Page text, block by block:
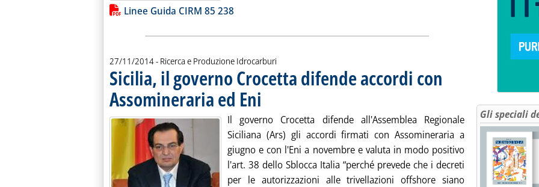
Lista allegati PDF alla notizia
Linee Guida CIRM 85 238
27/11/2014- Ricerca e Produzione Idrocarburi
Sicilia, il governo Crocetta difende accordi con
Assomineraria ed Eni
Il governo Crocetta difende all'Assemblea Regionale
Siciliana (Ars) gli accordi firmati con Assomineraria a
giugno e con l'Eni a novembre e valuta in modo positivo
l'art. 38 dello Sblocca Italia “perché prevede che i decreti
per le autorizzazioni alle trivellazioni offshore siano
Gli speciali